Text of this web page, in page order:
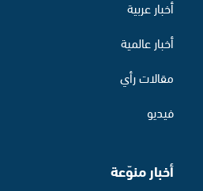
أخبار عربية
أخبار عالمية
مقالات رأي
فيديو
أخبار منوّعة